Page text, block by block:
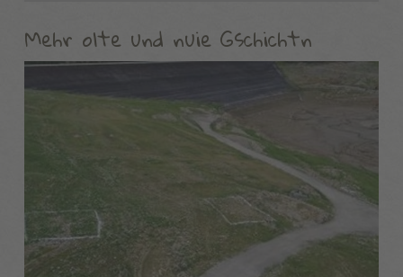
Mehr olte und nuie Gschichtn